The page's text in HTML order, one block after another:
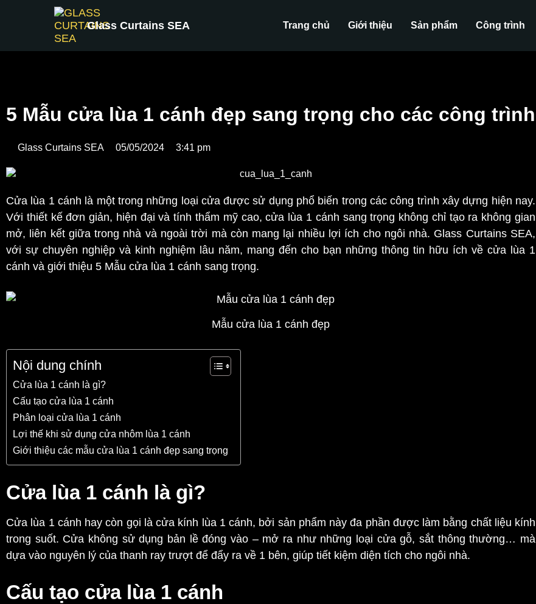
Glass Curtains SEA Trang chủ Giới thiệu Sản phẩm Công trình
5 Mẫu cửa lùa 1 cánh đẹp sang trọng cho các công trình
Glass Curtains SEA 05/05/2024 3:41 pm
Cửa lùa 1 cánh là một trong những loại cửa được sử dụng phổ biến trong các công trình xây dựng hiện nay.
Với thiết kế đơn giản, hiện đại và tính thẩm mỹ cao, cửa lùa 1 cánh sang trọng không chỉ tạo ra không gian
mở, liên kết giữa trong nhà và ngoài trời mà còn mang lại nhiều lợi ích cho ngôi nhà. Glass Curtains SEA,
với sự chuyên nghiệp và kinh nghiệm lâu năm, mang đến cho bạn những thông tin hữu ích về cửa lùa 1
cánh và giới thiệu 5 Mẫu cửa lùa 1 cánh sang trọng.
Mẫu cửa lùa 1 cánh đẹp
Nội dung chính
Cửa lùa 1 cánh là gì?
Cấu tạo cửa lùa 1 cánh
Phân loại cửa lùa 1 cánh
Lợi thế khi sử dụng cửa nhôm lùa 1 cánh
Giới thiệu các mẫu cửa lùa 1 cánh đẹp sang trọng
Cửa lùa 1 cánh là gì?
Cửa lùa 1 cánh hay còn gọi là cửa kính lùa 1 cánh, bởi sản phẩm này đa phần được làm bằng chất liệu kính
trong suốt. Cửa không sử dụng bản lề đóng vào – mở ra như những loại cửa gỗ, sắt thông thường… mà
dựa vào nguyên lý của thanh ray trượt để đẩy ra về 1 bên, giúp tiết kiệm diện tích cho ngôi nhà.
Cấu tạo cửa lùa 1 cánh